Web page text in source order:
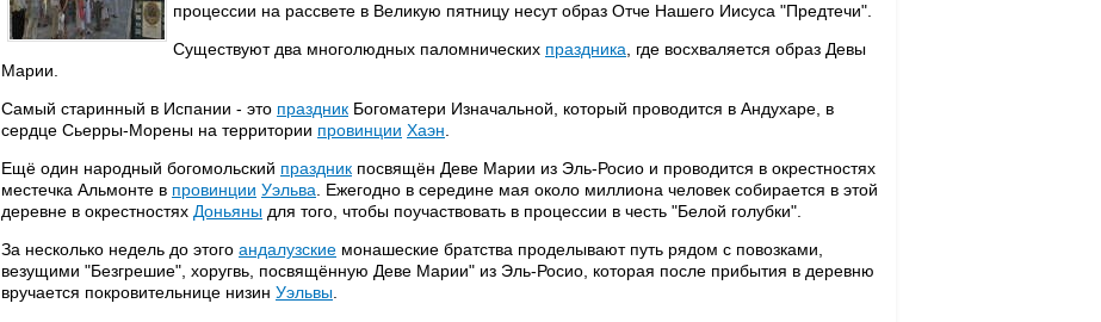
процессии на рассвете в Великую пятницу несут образ Отче Нашего Иисуса "Предтечи".
Существуют два многолюдных паломнических праздника , где восхваляется образ Девы
Марии.
Самый старинный в Испании - это праздник Богоматери Изначальной, который проводится в Андухаре, в
сердце Сьерры-Морены на территории провинции Хаэн
Ещё один народный богомольский праздник посвящён Деве Марии из Эль-Росио и проводится в окрестностях
местечка Альмонте в провинции Уэльва . Ежегодно в середине мая около миллиона человек собирается в этой
деревне в окрестностях Доньяны для того, чтобы поучаствовать в процессии в честь "Белой голубки".
За несколько недель до этого андалузские монашеские братства проделывают путь рядом с повозками,
везущими "Безгрешие", хоругвь, посвящённую Деве Марии" из Эль-Росио, которая после прибытия в деревню
вручается покровительнице низин Уэльвы